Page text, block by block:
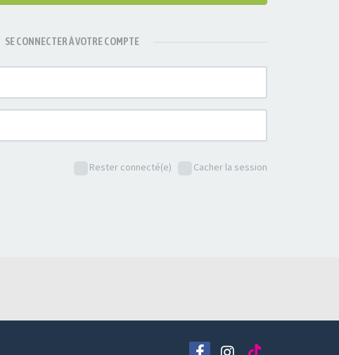
SE CONNECTER À VOTRE COMPTE
Rester connecté(e)
Cacher la session